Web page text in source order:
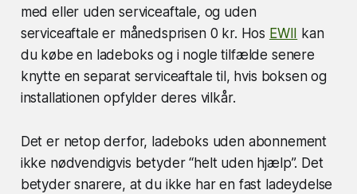
med eller uden serviceaftale, og uden
serviceaftale er månedsprisen 0 kr. Hos EWII
kan
du købe en ladeboks og i nogle tilfælde senere
knytte en separat serviceaftale til, hvis boksen og
installationen opfylder deres vilkår.
Det er netop derfor, ladeboks uden abonnement
ikke nødvendigvis betyder “helt uden hjælp”. Det
betyder snarere, at du ikke har en fast ladeydelse